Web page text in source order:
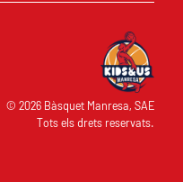
© 2026 Bàsquet Manresa, SAE
Tots els drets reservats.